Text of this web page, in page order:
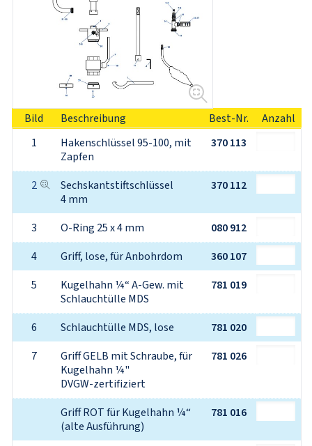
Bild Beschreibung Best-Nr.
Anzahl
1
Hakenschlüssel 95-100, mit
Zapfen
370 113
2
Sechskantstiftschlüssel
4 mm
370 112
3 O-Ring 25 x 4 mm
080 912
4
Griff, lose, für Anbohrdom
360 107
5
Kugelhahn ¼“ A-Gew. mit
Schlauchtülle MDS
781 019
6 Schlauchtülle MDS, lose
781 020
7
Griff GELB mit Schraube, für
Kugelhahn ¼"
DVGW-zertifiziert
781 026
Griff ROT für Kugelhahn ¼“
(alte Ausführung)
781 016